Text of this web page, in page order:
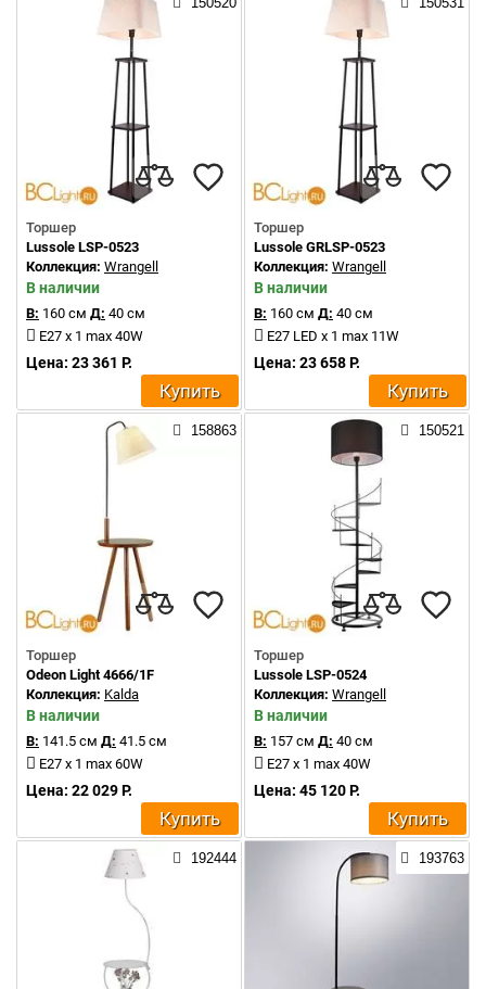
Торшер
Lussole LSP-0523
Коллекция: Wrangell
В наличии
В: 160 см Д: 40 см
E27 x 1 max 40W
Цена: 23 361 Р.
Купить
Торшер
Lussole GRLSP-0523
Коллекция: Wrangell
В наличии
В: 160 см Д: 40 см
E27 LED x 1 max 11W
Цена: 23 658 Р.
Купить
158863
Торшер
Odeon Light 4666/1F
Коллекция: Kalda
В наличии
В: 141.5 см Д: 41.5 см
E27 x 1 max 60W
Цена: 22 029 Р.
Купить
150521
Торшер
Lussole LSP-0524
Коллекция: Wrangell
В наличии
В: 157 см Д: 40 см
E27 x 1 max 40W
Цена: 45 120 Р.
Купить
192444 193763